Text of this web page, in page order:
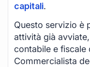
capitali.
Questo servizio è
attività già
contabile e fiscale
Commercialista